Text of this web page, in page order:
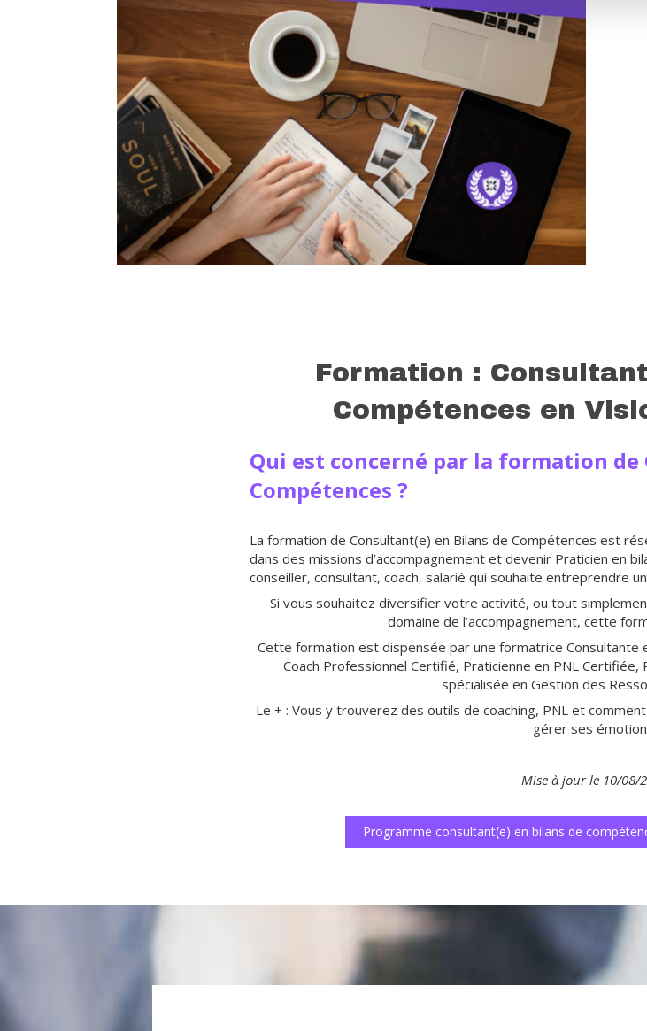
Formation :
Compétences en
Qui est concerné par la formation
Compétences ?
La formation de Consultant(e) en Bilans de Compétences est
dans des missions d’accompagnement et devenir Praticien en
conseiller, consultant, coach, salarié qui souhaite entreprendre
Si vous souhaitez diversifier votre activité, ou tout
domaine de l’accompagnement, cette
Cette formation est dispensée par une formatrice Consultante
Coach Professionnel Certifié, Praticienne en PNL
spécialisée en Gestion des
Le + : Vous y trouverez des outils de coaching, PNL et
gérer ses
Mise à jour le 10/08/
Programme consultant(e) en bilans de